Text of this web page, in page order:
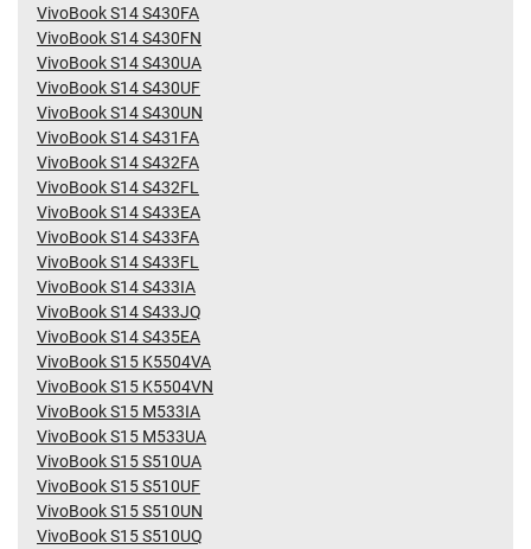
VivoBook S14 S430FA
VivoBook S14 S430FN
VivoBook S14 S430UA
VivoBook S14 S430UF
VivoBook S14 S430UN
VivoBook S14 S431FA
VivoBook S14 S432FA
VivoBook S14 S432FL
VivoBook S14 S433EA
VivoBook S14 S433FA
VivoBook S14 S433FL
VivoBook S14 S433IA
VivoBook S14 S433JQ
VivoBook S14 S435EA
VivoBook S15 K5504VA
VivoBook S15 K5504VN
VivoBook S15 M533IA
VivoBook S15 M533UA
VivoBook S15 S510UA
VivoBook S15 S510UF
VivoBook S15 S510UN
VivoBook S15 S510UQ